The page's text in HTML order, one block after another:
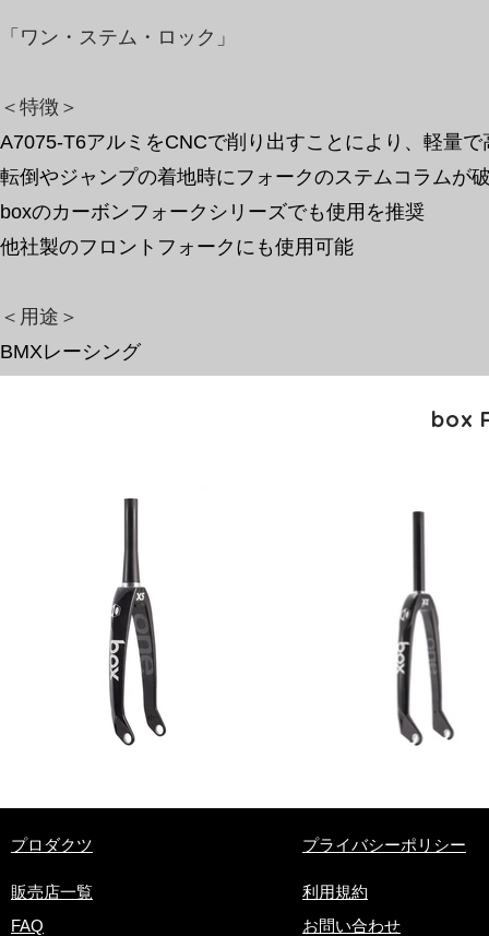
「ワン・ステム・ロック」
＜特徴＞
A7075-T6アルミをCNCで削り出すことにより、軽量で
転倒やジャンプの着地時にフォークのステムコラムが
​boxのカーボンフォークシリーズでも使用を推奨
​他社製のフロントフォークにも使用可能
​＜用途＞
BMXレーシング
box
​プロダクツ
販売店一覧
FAQ
プライバシーポリシー
利用規約
お問い合わせ